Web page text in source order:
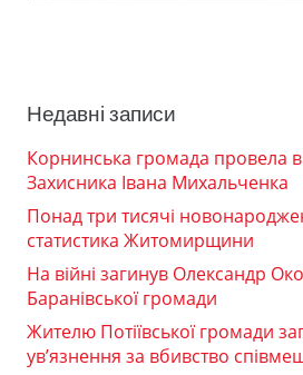
Недавні записи
Корнинська громада провела
Захисника Івана Михальченка
Понад три тисячі
статистика Житомирщини
На війні загинув Олександр
Баранівської громади
Жителю Потіївської громади
ув’язнення за вбивство